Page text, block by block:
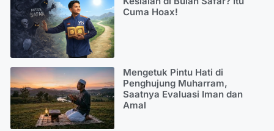
Cuma Hoax!
Mengetuk Pintu Hati di
Penghujung Muharram,
Saatnya Evaluasi Iman dan
Amal